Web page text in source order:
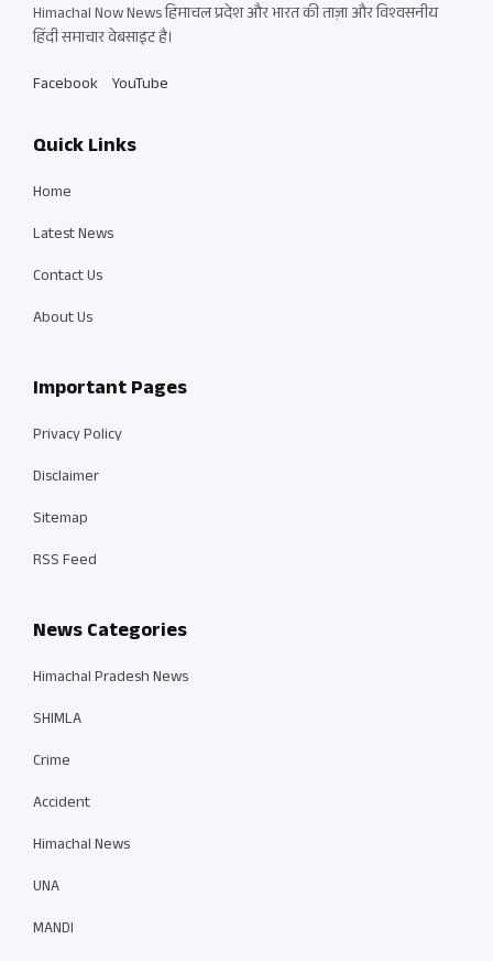
Himachal Now News हिमाचल प्रदेश और भारत की ताज़ा और विश्वसनीय
हिंदी समाचार वेबसाइट है।
Facebook YouTube
Quick Links
Home
Latest News
Contact Us
About Us
Important Pages
Privacy Policy
Disclaimer
Sitemap
RSS Feed
News Categories
Himachal Pradesh News
SHIMLA
Crime
Accident
Himachal News
UNA
MANDI